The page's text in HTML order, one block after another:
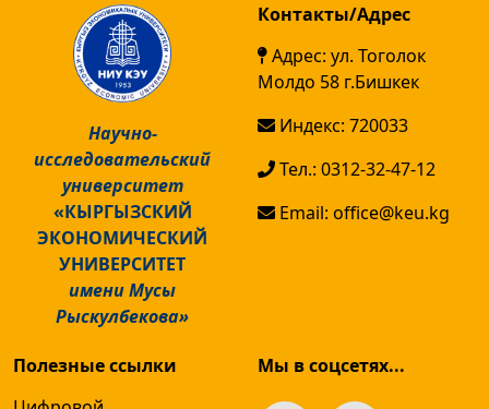
Научно-
исследовательский
университет
«КЫРГЫЗСКИЙ
ЭКОНОМИЧЕСКИЙ
УНИВЕРСИТЕТ
имени Мусы
Рыскулбекова»
Контакты/Адрес
Адрес: ул. Тоголок
Молдо 58 г.Бишкек
Индекс: 720033
Тел.: 0312-32-47-12
Email: office@keu.kg
Полезные ссылки
Мы в соцсетях...